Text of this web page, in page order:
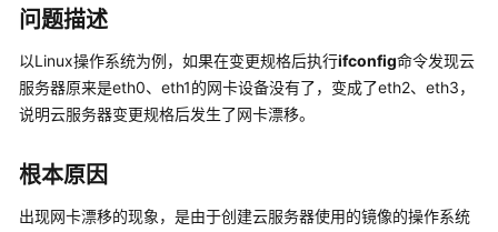
服
务
公
告
品
介
绍
问题描述
以Linux操作系统为例，如果在变更规格后执行ifconfig命令发现云
服务器原来是eth0、eth1的网卡设备没有了，变成了eth2、eth3，
说明云服务器变更规格后发生了网卡漂移。
根本原因
出现网卡漂移的现象，是由于创建云服务器使用的镜像的操作系统